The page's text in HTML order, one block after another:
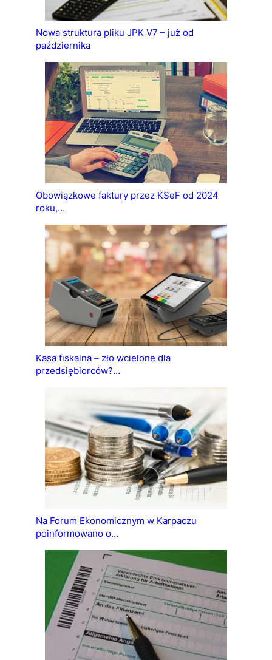
Nowa struktura pliku JPK V7 – już od
października
Obowiązkowe faktury przez KSeF od 2024
roku,…
Kasa fiskalna – zło wcielone dla
przedsiębiorców?…
Na Forum Ekonomicznym w Karpaczu
poinformowano o…